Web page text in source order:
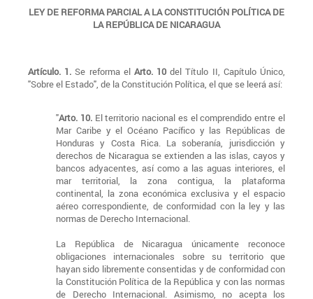
LEY DE REFORMA PARCIAL A LA CONSTITUCIÓN POLÍTICA DE
LA REPÚBLICA DE NICARAGUA
Artículo. 1. Se reforma el Arto. 10 del Título II, Capítulo Único,
"Sobre el Estado", de la Constitución Política, el que se leerá así:
"Arto. 10.El territorio nacional es el comprendido entre el
Mar Caribe y el Océano Pacífico y las Repúblicas de
Honduras y Costa Rica. La soberanía, jurisdicción y
derechos de Nicaragua se extienden a las islas, cayos y
bancos adyacentes, así como a las aguas interiores, el
mar territorial, la zona contigua, la plataforma
continental, la zona económica exclusiva y el espacio
aéreo correspondiente, de conformidad con la ley y las
normas de Derecho Internacional.
La República de Nicaragua únicamente reconoce
obligaciones internacionales sobre su territorio que
hayan sido libremente consentidas y de conformidad con
la Constitución Política de la República y con las normas
de Derecho Internacional. Asimismo, no acepta los